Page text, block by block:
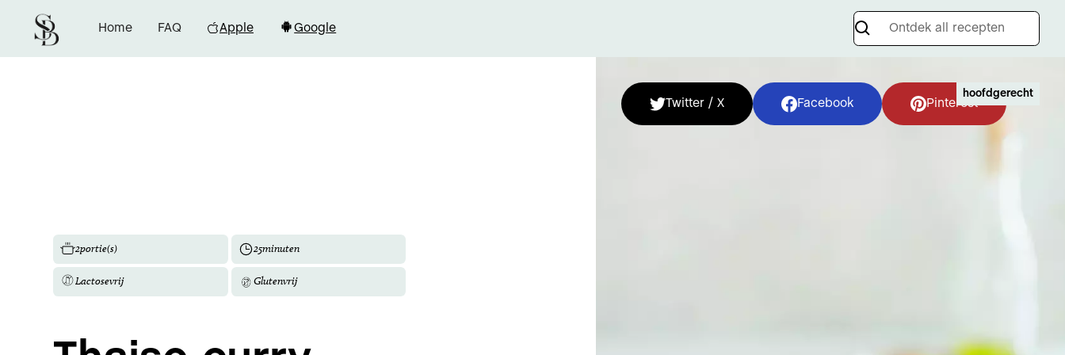
Home FAQ Apple Google
2portie(s) 25minuten
Lactosevrij Glutenvrij
Twitter / X Facebook Pinterest
hoofdgerecht